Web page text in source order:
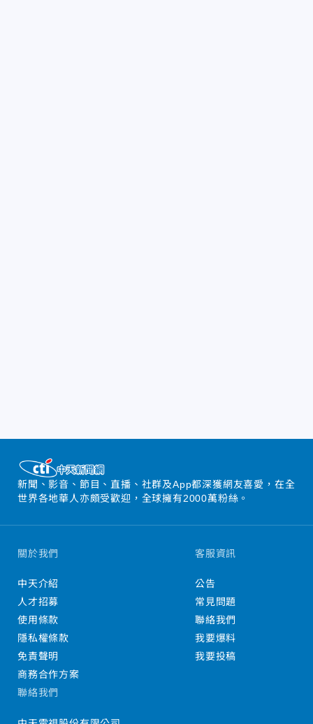
新聞、影音、節目、直播、社群及App都深獲網友喜愛，在全
世界各地華人亦頗受歡迎，全球擁有2000萬粉絲。
關於我們
中天介紹
人才招募
使用條款
隱私權條款
免責聲明
商務合作方案
客服資訊
公告
常見問題
聯絡我們
我要爆料
我要投稿
聯絡我們